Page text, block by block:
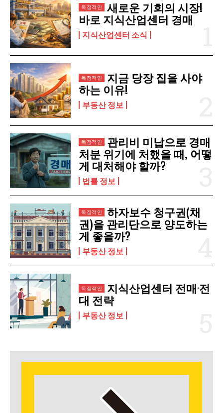
구독 신청
개인정보 취급정책 을 읽었으며 이에 동의합니다.
새로운 기회의 시장!
바로 지식산업센터 경매
지식산업센터 소식
지금 당장 집을 사야
하는 이유!
부동산 정보
관리비 미납으로 경매
처분 위기에 처했을 때, 어떻
게 대처해야 할까?
법률 정보
하자보수 청구권(채
권)을 관리단으로 양도하는
게 좋을까?
부동산 정보
지식산업센터 전매·전
대 전략
부동산 정보